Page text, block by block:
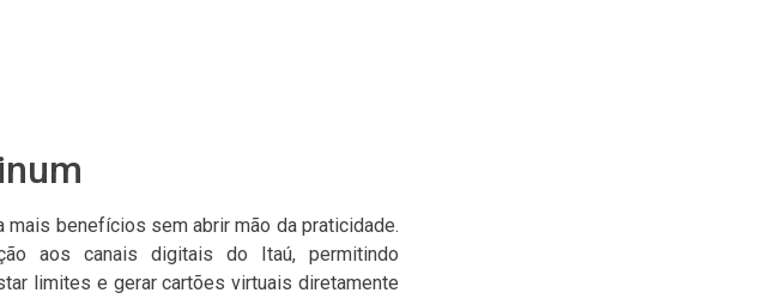
benefícios sem abrir mão da praticidade.
aos canais digitais do Itaú, permitindo
limites e gerar cartões virtuais diretamente